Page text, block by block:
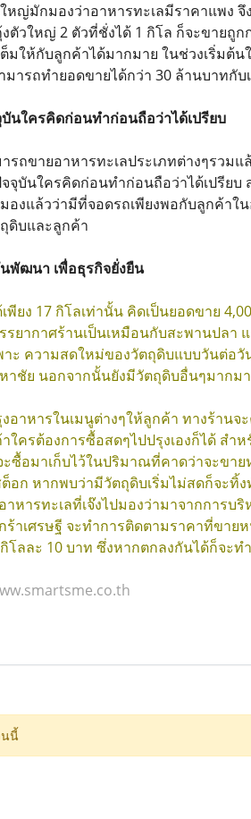
หญ่มักมองว่าอาหารทะเลมีราคาแพง
งตัวใหญ่ 2 ตัวที่ชั่งได้ 1 กิโล ก็จะขาย
ต็มให้กับลูกค้าได้มากมาย ในช่วงเริ่มต้
ารถทำยอดขายได้กว่า 30 ล้านบาทกับเ
นใครคิดก่อนทำก่อนถือว่าได้เปรียบ
รถขายอาหารทะเลประเภทต่างๆรวม
จุบันใครคิดก่อนทำก่อนถือว่าได้เปรีย
องแล้วว่ามีที่จอดรถเพียงพอกับลูกค้า
ดิบและลูกค้า
พัฒนา เพื่อธุรกิจยั่งยืน
พียง 17 กิโลเท่านั้น คิดเป็นยอดขาย
ยากาศร้านเป็นเหมือนกับสะพานปลา
าะ ความสดใหม่ของวัตถุดิบแบบวันต่อ
ชัย นอกจากนั้นยังมีวัตถุดิบอื่นๆมากมา
อาหารในเมนูต่างๆให้ลูกค้า ทางร้าน
าใครต้องการซื้อสดๆไปปรุงเองก็ได้
ซื้อมาเก็บไว้ในปริมาณที่คาดว่าจะขาย
อก หากพบว่ามีวัตถุดิบเริ่มไม่สดก็จะ
าหารทะเลที่เจ๊งไปมองว่ามาจากการ
ร้าเศรษฐี จะทำการติดตามราคาที่ขา
โลละ 10 บาท ซึ่งหากตกลงกันได้ก็จะท
นนี้